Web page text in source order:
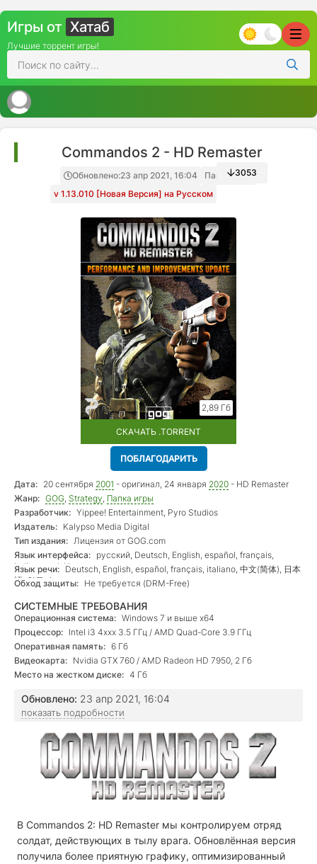
Игры от Хатаб
Лучшие торрент игры!
Commandos 2 - HD Remaster
Обновлено:23 апр 2021, 16:04
Папка игры
v 1.13.010 [Новая Версия] на Русском
3053
2,89 Гб
СКАЧАТЬ .TORRENT
ПОБЛАГОДАРИТЬ
Дата: 20 сентября 2001 - оригинал, 24 января 2020 - HD Remaster
Жанр: GOG, Strategy, Папка игры
Разработчик: Yippee! Entertainment, Pyro Studios
Издатель: Kalypso Media Digital
Тип издания: Лицензия от GOG.com
Язык интерфейса: русский, Deutsch, English, español, français,
italiano, polski
Язык речи: Deutsch, English, español, français, italiano, 中文(简体), 日本
語, 한국어
Обход защиты: Не требуется (DRM-Free)
СИСТЕМНЫЕ ТРЕБОВАНИЯ
Операционная система: Windows 7 и выше х64
Процессор: Intel i3 4xxx 3.5 ГГц / AMD Quad-Core 3.9 ГГц
Оперативная память: 6 Гб
Видеокарта: Nvidia GTX 760 / AMD Radeon HD 7950, 2 Гб
Место на жестком диске: 4 Гб
Обновлено: 23 апр 2021, 16:04
показать подробности
В Commandos 2: HD Remaster мы контролируем отряд
солдат, действующих в тылу врага. Обновлённая версия
получила более приятную графику, оптимизированный